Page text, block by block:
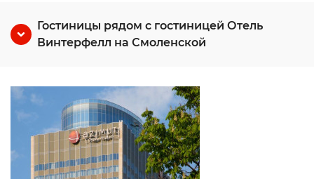
Гостиницы рядом с гостиницей Отель
Винтерфелл на Смоленской